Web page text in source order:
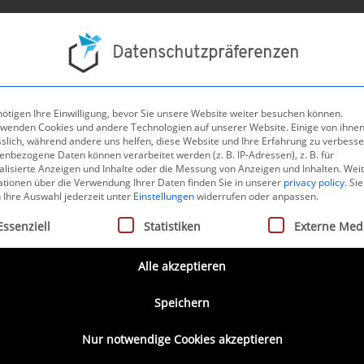
aller Nachrichten
ist da – Veröffentlichung
wurde die Verordnung (EU) 2024/1689 zur Festlegung
künstliche Intelligenz (AI-Act) im Amtsblatt der
Datenschutzpräferenzen
Ihre Einwilligung, bevor Sie unsere Website weiter besuchen können.
Cookies und andere Technologien auf unserer Website. Einige von
während andere uns helfen, diese Website und Ihre Erfahrung zu
Daten können verarbeitet werden (z. B. IP-Adressen), z. B. für
Anzeigen und Inhalte oder die Messung von Anzeigen und Inhalten.
über die Verwendung Ihrer Daten finden Sie in unserer privacy policy.Sie
Ihre Auswahl jederzeit unter Einstellungenwiderrufen oder anpassen.
eine Liste der Service-Gruppen, für die eine Einwilligung
Statistiken Externe
Alle akzeptieren
Speichern
Nur notwendige Cookies akzeptieren